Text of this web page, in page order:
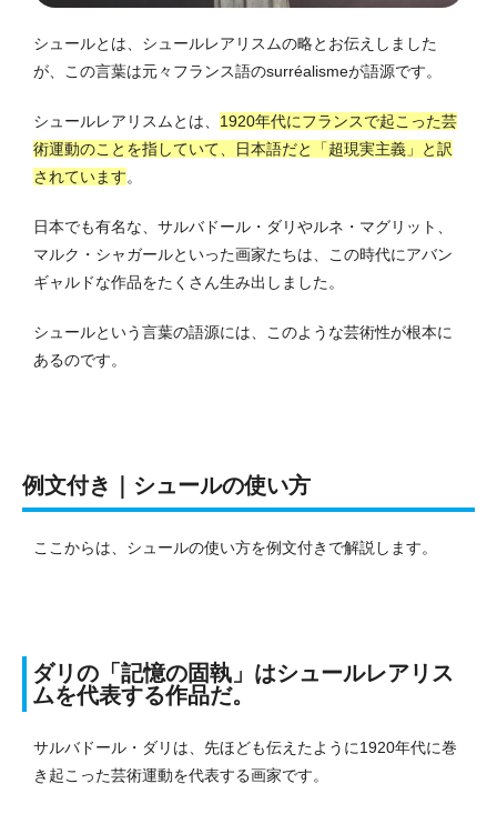
シュールとは、シュールレアリスムの略とお伝えしました
が、この言葉は元々フランス語のsurréalismeが語源です。
シュールレアリスムとは、 1920年代にフランスで起こった芸
術運動のことを指していて、日本語だと「超現実主義」と訳
されています。
日本でも有名な、サルバドール・ダリやルネ・マグリット、
マルク・シャガールといった画家たちは、この時代にアバン
ギャルドな作品をたくさん生み出しました。
シュールという言葉の語源には、このような芸術性が根本に
あるのです。
例文付き｜シュールの使い方
ここからは、シュールの使い方を例文付きで解説します。
ダリの「記憶の固執」はシュールレアリス
ムを代表する作品だ。
サルバドール・ダリは、先ほども伝えたように1920年代に巻
き起こった芸術運動を代表する画家です。